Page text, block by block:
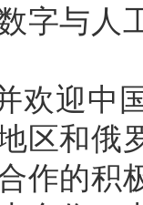
字与人
欢迎中
区和俄
作的积